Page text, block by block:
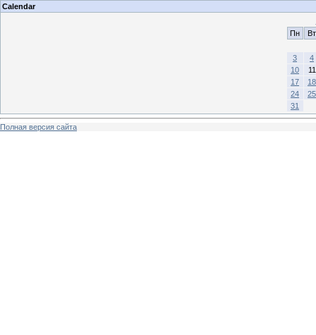
Calendar
Пн
Вт
3
4
10
11
17
18
24
25
31
Полная версия сайта